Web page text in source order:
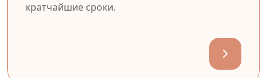
кратчайшие сроки.